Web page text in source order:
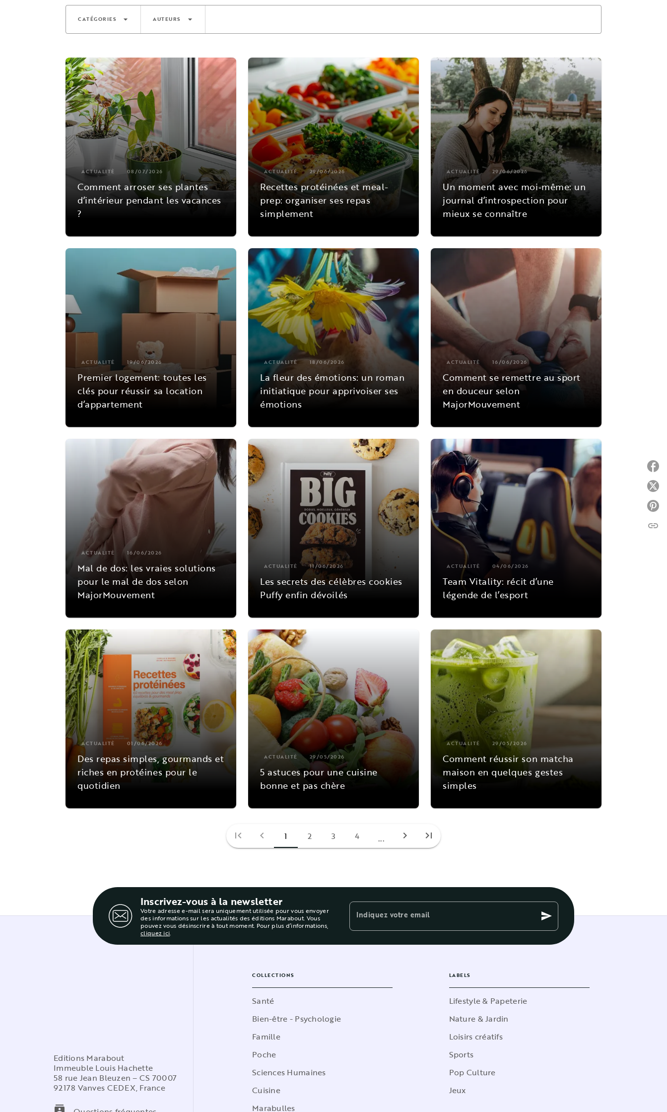
CATÉGORIES arrow_drop_down AUTEURS arrow_drop_down
ACTUALITÉ 08/07/2026
Comment arroser ses plantes
d’intérieur pendant les vacances
?
ACTUALITÉ 29/06/2026
Recettes protéinées et meal-
prep: organiser ses repas
simplement
ACTUALITÉ 29/06/2026
Un moment avec moi‑même: un
journal d’introspection pour
mieux se connaître
ACTUALITÉ 19/06/2026
Premier logement: toutes les
clés pour réussir sa location
d’appartement
ACTUALITÉ 18/06/2026
La fleur des émotions: un roman
initiatique pour apprivoiser ses
émotions
ACTUALITÉ 16/06/2026
Comment se remettre au sport
en douceur selon
MajorMouvement
ACTUALITÉ 16/06/2026
Mal de dos: les vraies solutions
pour le mal de dos selon
MajorMouvement
ACTUALITÉ 11/06/2026
Les secrets des célèbres cookies
Puffy enfin dévoilés
ACTUALITÉ 04/06/2026
Team Vitality: récit d’une
légende de l’esport
ACTUALITÉ 01/06/2026
Des repas simples, gourmands et
riches en protéines pour le
quotidien
ACTUALITÉ 29/05/2026
5 astuces pour une cuisine
bonne et pas chère
ACTUALITÉ 29/05/2026
Comment réussir son matcha
maison en quelques gestes
simples
first_page chevron_left 1 2 3 4 ... chevron_right last_page
link
Inscrivez-vous à la newsletter
Votre adresse e-mail sera uniquement utilisée pour vous envoyer
des informations sur les actualités des éditions Marabout. Vous
pouvez vous désinscrire à tout moment. Pour plus d’informations,
cliquez ici.
Indiquez votre email send
Editions Marabout
Immeuble Louis Hachette
58 rue Jean Bleuzen – CS 70007
92178 Vanves CEDEX, France
COLLECTIONS
Santé
Bien-être - Psychologie
Famille
Poche
Sciences Humaines
Cuisine
Marabulles
LABELS
Lifestyle & Papeterie
Nature & Jardin
Loisirs créatifs
Sports
Pop Culture
Jeux